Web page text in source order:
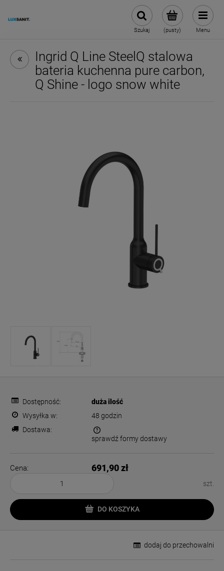
(pusty)
Szukaj Menu
Ingrid Q Line SteelQ stalowa
bateria kuchenna pure carbon,
Q Shine - logo snow white
Dostępność:
duża ilość
Wysyłka w:
48 godzin
Dostawa:
Cena nie zawiera ewentualnych kosztów płatności
sprawdź formy dostawy
Cena: 691,90 zł
szt.
DO KOSZYKA
dodaj do przechowalni